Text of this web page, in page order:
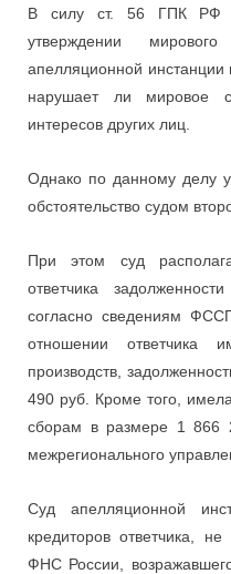
В силу ст. 56 ГПК РФ
утверждении
апелляционной инстанции
нарушает ли мировое
интересов других лиц.
Однако по данному делу
обстоятельство судом
При этом суд
ответчика
согласно сведениям
отношении ответчика
производств,
490 руб. Кроме того,
сборам в размере 1 866
межрегионального
Суд апелляционной
кредиторов ответчика,
ФНС России,